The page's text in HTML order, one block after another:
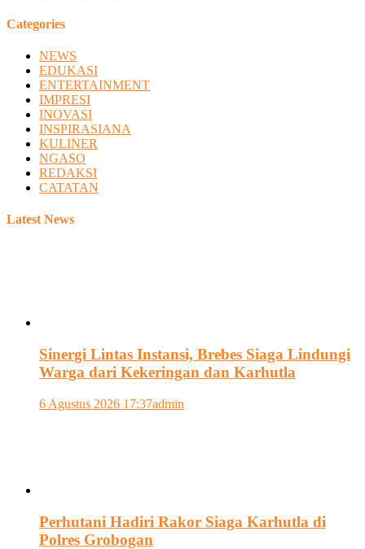
Categories
NEWS
EDUKASI
ENTERTAINMENT
IMPRESI
INOVASI
INSPIRASIANA
KULINER
NGASO
REDAKSI
CATATAN
Latest News
Sinergi Lintas Instansi, Brebes Siaga Lindungi
Warga dari Kekeringan dan Karhutla
6 Agustus 2026 17:37admin
Perhutani Hadiri Rakor Siaga Karhutla di
Polres Grobogan